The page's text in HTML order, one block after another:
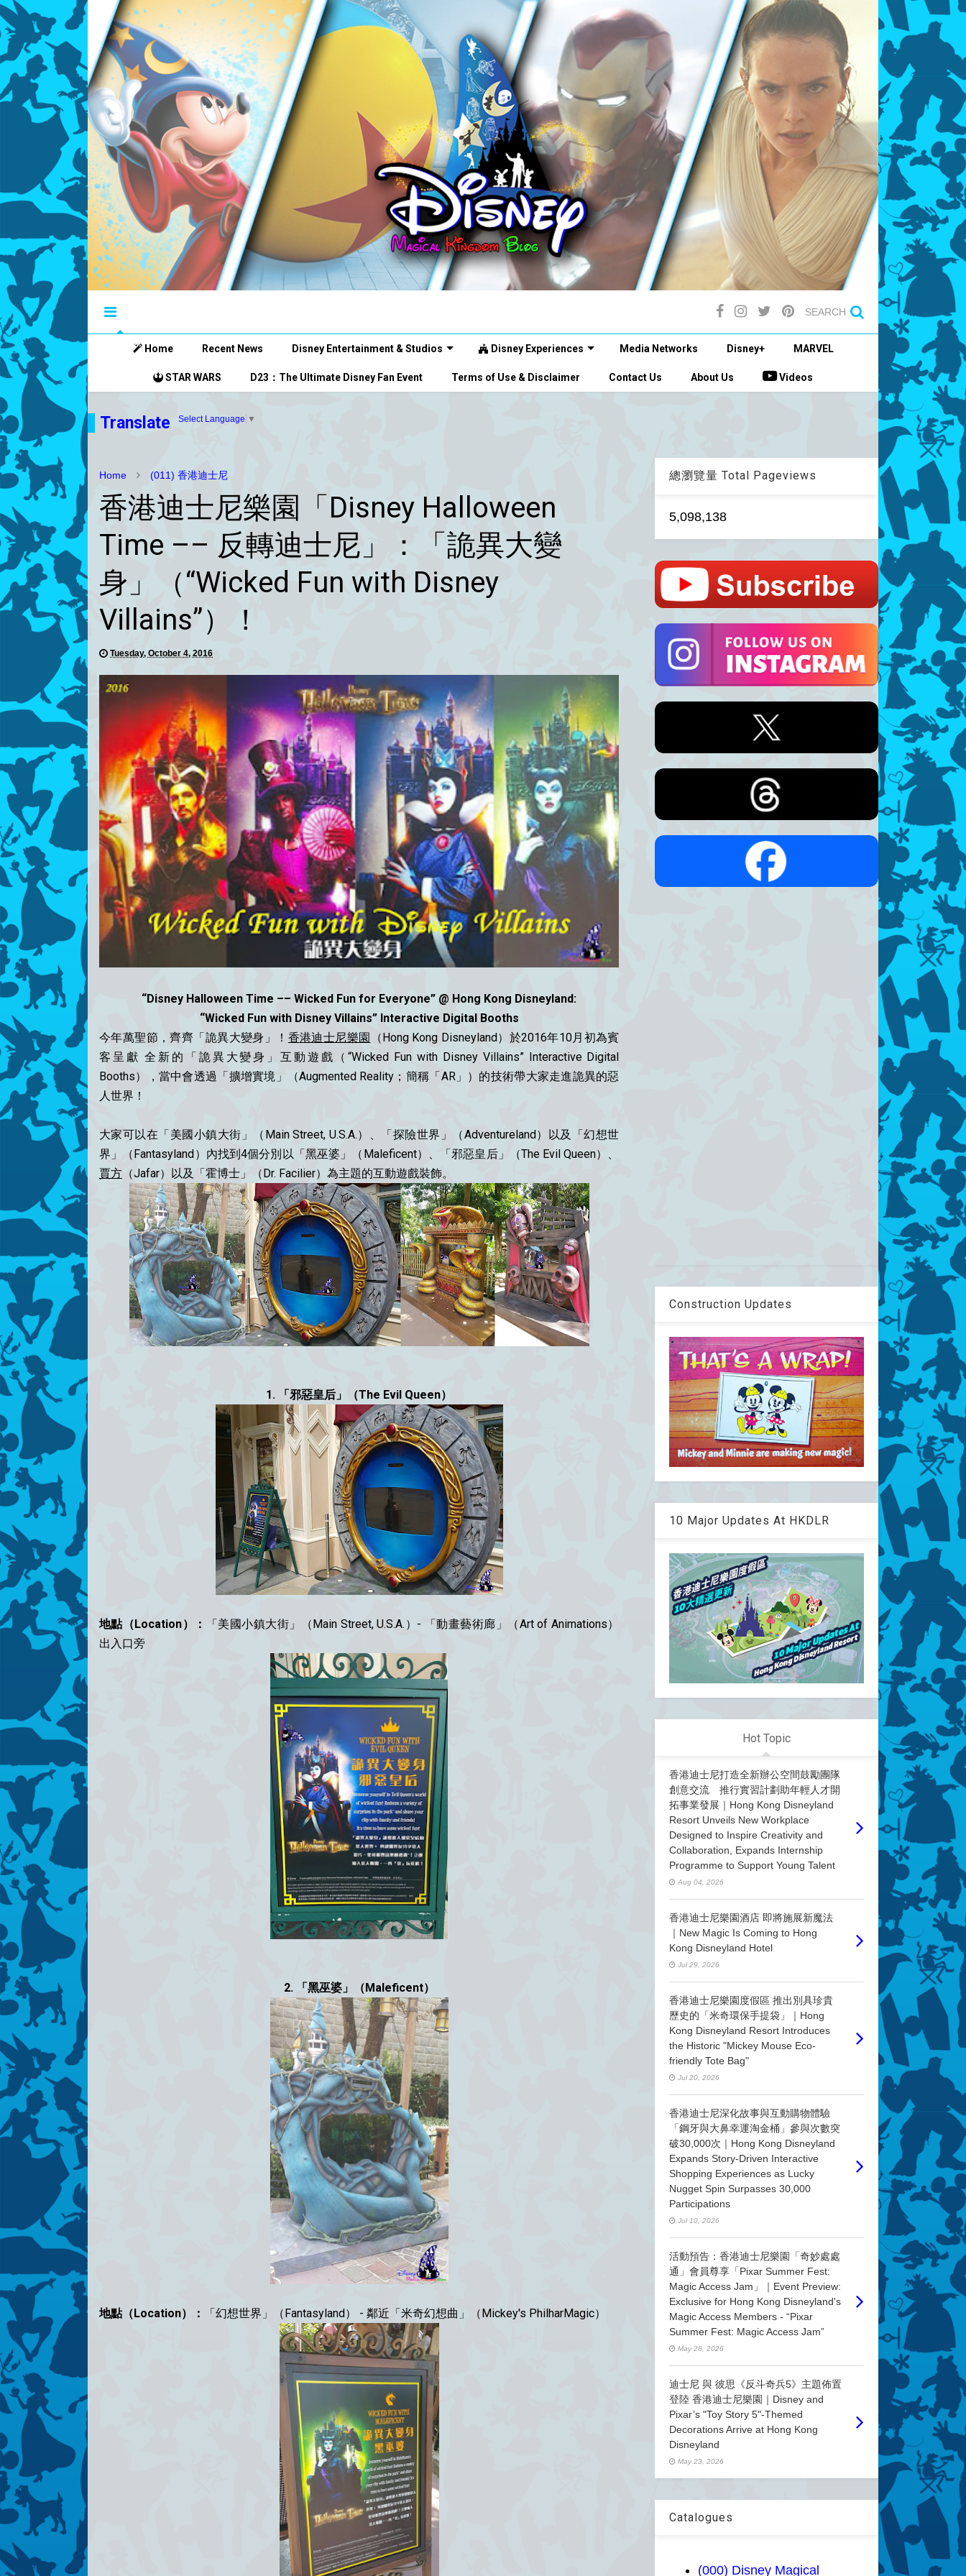
SEARCH
Home Recent News Disney Entertainment & Studios Disney Experiences Media Networks Disney+ MARVEL
STAR WARS D23：The Ultimate Disney Fan Event Terms of Use & Disclaimer Contact Us About Us Videos
Translate Select Language ▼
Home (011) 香港迪士尼
香港迪士尼樂園「Disney Halloween
Time –– 反轉迪士尼」：「詭異大變
身」（“Wicked Fun with Disney
Villains”）！
Tuesday, October 4, 2016
“Disney Halloween Time –– Wicked Fun for Everyone” @ Hong Kong Disneyland:
“Wicked Fun with Disney Villains” Interactive Digital Booths
今年萬聖節，齊齊「詭異大變身」！ 香港迪士尼樂園 （Hong Kong Disneyland）於2016年10月初為賓
客呈獻 全新的「詭異大變身」互動遊戲（“Wicked Fun with Disney Villains” Interactive Digital
Booths），當中會透過「擴增實境」（Augmented Reality；簡稱「AR」）的技術帶大家走進詭異的惡
人世界！
大家可以在「美國小鎮大街」（Main Street, U.S.A.）、「探險世界」（Adventureland）以及「幻想世
界」（Fantasyland）內找到4個分別以「黑巫婆」（Maleficent）、「邪惡皇后」（The Evil Queen）、
賈方 （Jafar）以及「霍博士」（Dr. Facilier）為主題的互動遊戲裝飾。
1. 「邪惡皇后」（The Evil Queen）
地點（Location）：
「美國小鎮大街」（Main Street, U.S.A.）- 「動畫藝術廊」（Art of Animations）
出入口旁
2. 「黑巫婆」（Maleficent）
地點（Location）： 「幻想世界」（Fantasyland） - 鄰近「米奇幻想曲」（Mickey's PhilharMagic）
總瀏覽量 Total Pageviews
5,098,138
Construction Updates
10 Major Updates At HKDLR
Hot Topic
香港迪士尼打造全新辦公空間鼓勵團隊
創意交流 推行實習計劃助年輕人才開
拓事業發展｜Hong Kong Disneyland
Resort Unveils New Workplace
Designed to Inspire Creativity and
Collaboration, Expands Internship
Programme to Support Young Talent
Aug 04, 2026
香港迪士尼樂園酒店 即將施展新魔法
｜New Magic Is Coming to Hong
Kong Disneyland Hotel
Jul 29, 2026
香港迪士尼樂園度假區 推出別具珍貴
歷史的「米奇環保手提袋」｜Hong
Kong Disneyland Resort Introduces
the Historic "Mickey Mouse Eco-
friendly Tote Bag"
Jul 20, 2026
香港迪士尼深化故事與互動購物體驗
「鋼牙與大鼻幸運淘金桶」參與次數突
破30,000次｜Hong Kong Disneyland
Expands Story-Driven Interactive
Shopping Experiences as Lucky
Nugget Spin Surpasses 30,000
Participations
Jul 10, 2026
活動預告：香港迪士尼樂園「奇妙處處
通」會員尊享「Pixar Summer Fest:
Magic Access Jam」｜Event Preview:
Exclusive for Hong Kong Disneyland's
Magic Access Members - “Pixar
Summer Fest: Magic Access Jam”
May 28, 2026
迪士尼 與 彼思《反斗奇兵5》主題佈置
登陸 香港迪士尼樂園｜Disney and
Pixar’s "Toy Story 5"-Themed
Decorations Arrive at Hong Kong
Disneyland
May 23, 2026
Catalogues
(000) Disney Magical